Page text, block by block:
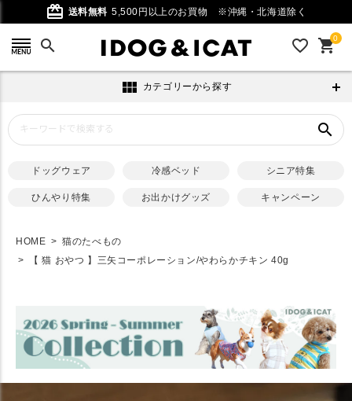
card_giftcard 送料無料 5,500円以上のお買物 ※沖縄・北海道除く
search favorite_outline 0
shopping_cart
view_module カテゴリーから探す
search
ドッグウェア 冷感ベッド シニア特集
ひんやり特集 お出かけグッズ キャンペーン
HOME
猫のたべもの
【 猫 おやつ 】三矢コーポレーション/やわらかチキン 40g